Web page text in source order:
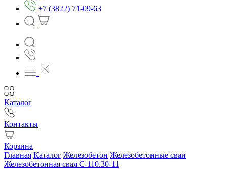
+7 (3822) 71-09-63
Каталог
Контакты
Корзина
Главная Каталог Железобетон Железобетонные сваи
Железобетонная свая С-110.30-11